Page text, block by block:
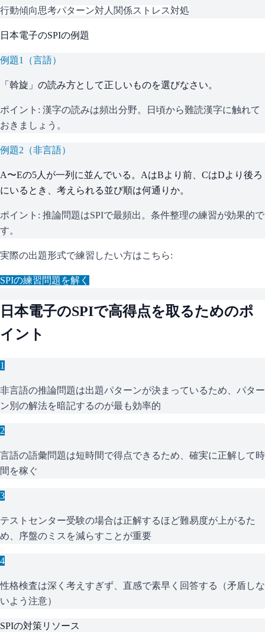
行動傾向思考パターン対人関係ストレス対処
日本電子のSPIの例題
例題1 （言語）
「斡旋」の読み方として正しいものを選びなさい。
ポイント: 漢字の読みは頻出分野。日頃から難読漢字に触れて
おきましょう。
例題2 （非言語）
A〜Eの5人が一列に並んでいる。AはBより前、CはDより後ろ
にいるとき、考えられる並び順は何通りか。
ポイント: 推論問題はSPIで最頻出。条件整理の練習が効果的で
す。
実際の出題形式で練習したい方はこちら:
SPIの練習問題を解く
日本電子のSPIで高得点を取るためのポ
イント
1
非言語の推論問題は出題パターンが決まっているため、パター
ン別の解法を暗記するのが最も効率的
2
言語の語彙問題は短時間で得点できるため、確実に正解して時
間を稼ぐ
3
テストセンター受験の場合は正解するほど難易度が上がるた
め、序盤のミスを減らすことが重要
4
性格検査は深く考えすぎず、直感で素早く回答する（矛盾しな
いよう注意）
SPIの対策リソース